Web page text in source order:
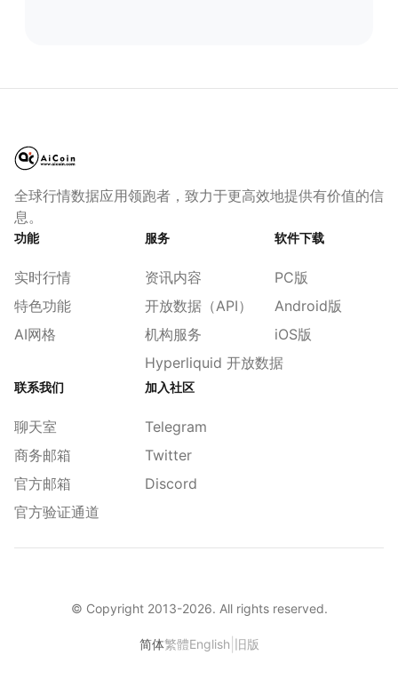
全球行情数据应用领跑者，致力于更高效地提供有价值的信
息。
功能
实时行情
特色功能
AI网格
服务
资讯内容
开放数据（API）
机构服务
Hyperliquid 开放数据
软件下载
PC版
Android版
iOS版
联系我们
聊天室
商务邮箱
官方邮箱
官方验证通道
加入社区
Telegram
Twitter
Discord
© Copyright 2013-2026. All rights reserved.
简体繁體English 旧版